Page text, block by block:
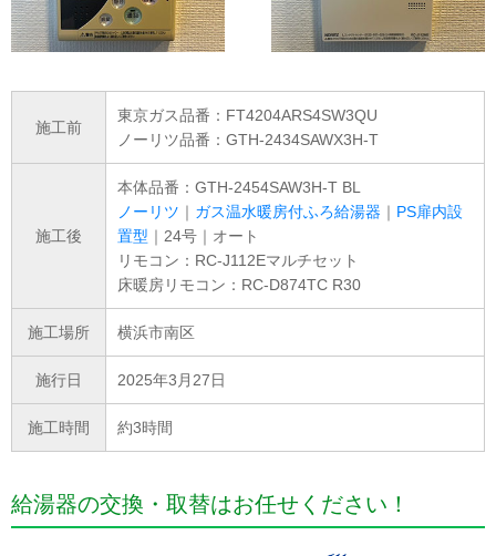
施工前
東京ガス品番：FT4204ARS4SW3QU
ノーリツ品番：GTH-2434SAWX3H-T
施工後
本体品番：GTH-2454SAW3H-T BL
ノーリツ ｜ ガス温水暖房付ふろ給湯器 ｜ PS扉内設
置型 ｜24号｜オート
リモコン：RC-J112Eマルチセット
床暖房リモコン：RC-D874TC R30
施工場所 横浜市南区
施行日 2025年3月27日
施工時間 約3時間
給湯器の交換・取替はお任せください！